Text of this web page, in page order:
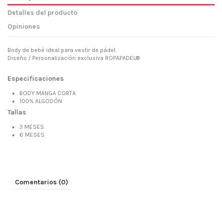
Detalles del producto
Opiniones
Body de bebé ideal para vestir de pádel.
Diseño / Personalización exclusiva ROPAPADEL®
Especificaciones
BODY MANGA CORTA
100% ALGODÓN
Tallas
3 MESES
6 MESES
Comentarios (0)